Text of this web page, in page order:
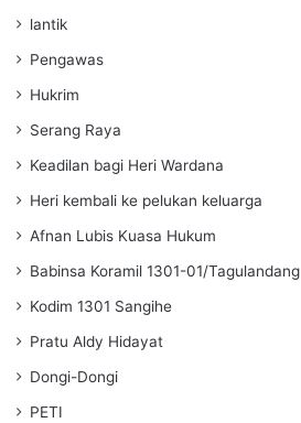
lantik
Pengawas
Hukrim
Serang Raya
Keadilan bagi Heri Wardana
Heri kembali ke pelukan keluarga
Afnan Lubis Kuasa Hukum
Babinsa Koramil 1301-01/Tagulandang
Kodim 1301 Sangihe
Pratu Aldy Hidayat
Dongi-Dongi
PETI